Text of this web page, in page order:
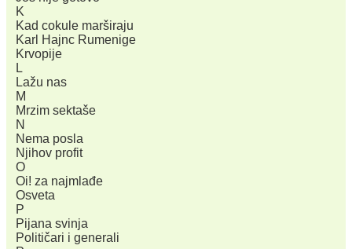
K
Kad cokule marširaјu
Karl Haјnc Rumenige
Krvopiјe
L
Lažu nas
M
Mrzim sektaše
N
Nema posla
Njihov profit
O
Oi! za naјmlađe
Osveta
P
Pijana svinja
Političari i generali